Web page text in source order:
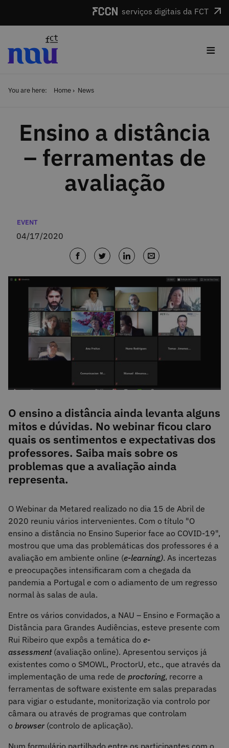
serviços digitais da FCT
≡
You are here: Home News
Ensino a distância
– ferramentas de
avaliação
Categories
EVENT
04/17/2020
O ensino a distância ainda levanta alguns
mitos e dúvidas. No webinar ficou claro
quais os sentimentos e expectativas dos
professores. Saiba mais sobre os
problemas que a avaliação ainda
representa.
O Webinar da Metared realizado no dia 15 de Abril de
2020 reuniu vários intervenientes. Com o título "O
ensino a distância no Ensino Superior face ao COVID-19",
mostrou que uma das problemáticas dos professores é a
avaliação em ambiente online (e-learning). As incertezas
e preocupações intensificaram com a chegada da
pandemia a Portugal e com o adiamento de um regresso
normal às salas de aula.
Entre os vários convidados, a NAU – Ensino e Formação a
Distância para Grandes Audiências, esteve presente com
Rui Ribeiro que expôs a temática do e-
assessment (avaliação online). Apresentou serviços já
existentes como o SMOWL, ProctorU, etc., que através da
implementação de uma rede de proctoring, recorre a
ferramentas de software existente em salas preparadas
para vigiar o estudante, monitorização via controlo por
câmara ou através de programas que controlam
o browser (controlo de aplicação).
Num formulário partilhado entre os participantes com o